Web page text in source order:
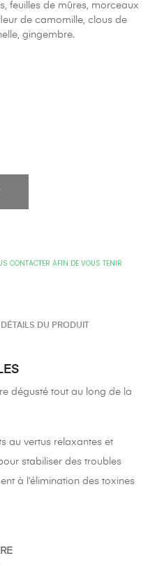
feuilles de mûres, morceaux
de camomille, clous de
gingembre.
CONTACTER AFIN DE VOUS TENIR
DÉTAILS DU PRODUIT
dégusté tout au long de la
au vertus relaxantes et
stabiliser des troubles
à l’élimination des toxines